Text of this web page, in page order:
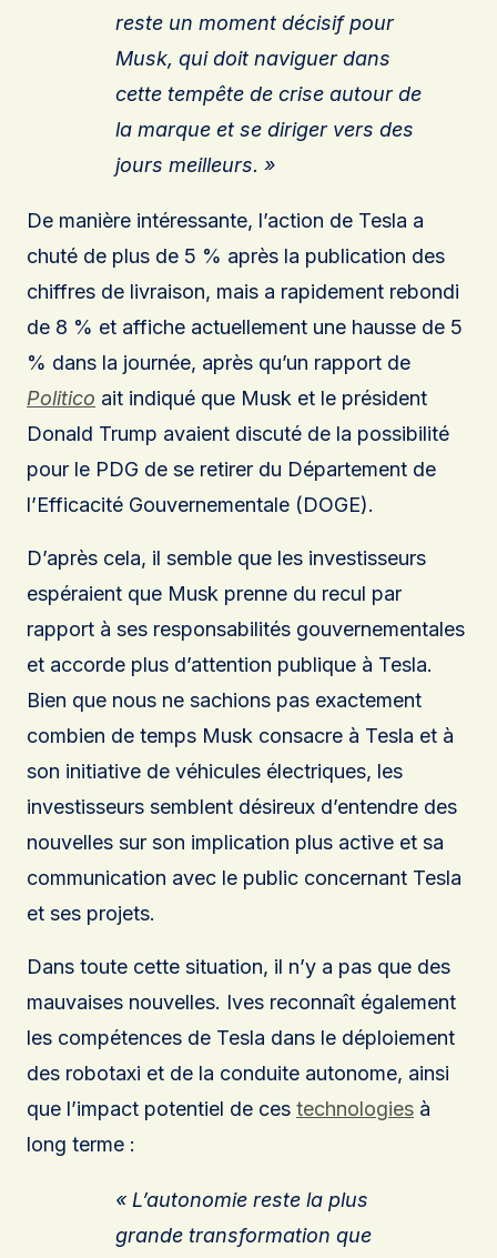
reste un moment décisif pour
Musk, qui doit naviguer dans
cette tempête de crise autour de
la marque et se diriger vers des
jours meilleurs. »
De manière intéressante, l’action de Tesla a
chuté de plus de 5 % après la publication des
chiffres de livraison, mais a rapidement rebondi
de 8 % et affiche actuellement une hausse de 5
% dans la journée, après qu’un rapport de
Politico ait indiqué que Musk et le président
Donald Trump avaient discuté de la possibilité
pour le PDG de se retirer du Département de
l’Efficacité Gouvernementale (DOGE).
D’après cela, il semble que les investisseurs
espéraient que Musk prenne du recul par
rapport à ses responsabilités gouvernementales
et accorde plus d’attention publique à Tesla.
Bien que nous ne sachions pas exactement
combien de temps Musk consacre à Tesla et à
son initiative de véhicules électriques, les
investisseurs semblent désireux d’entendre des
nouvelles sur son implication plus active et sa
communication avec le public concernant Tesla
et ses projets.
Dans toute cette situation, il n’y a pas que des
mauvaises nouvelles. Ives reconnaît également
les compétences de Tesla dans le déploiement
des robotaxi et de la conduite autonome, ainsi
que l’impact potentiel de ces technologies à
long terme :
« L’autonomie reste la plus
grande transformation que